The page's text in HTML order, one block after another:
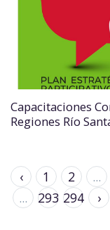
Capacitaciones
Regiones Río
‹ 1 2 ...
...
293 294 ›